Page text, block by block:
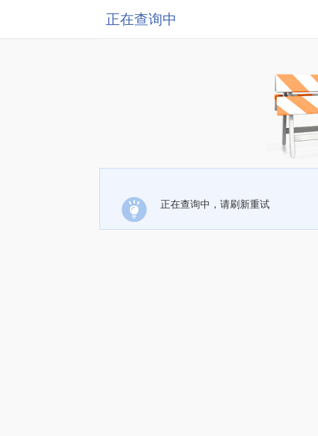
正在查询中
正在查询中，请刷新重试